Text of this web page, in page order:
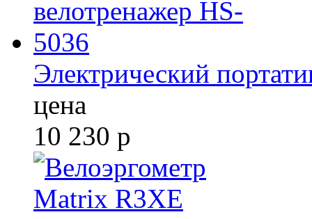
Электрический
цена
10 230 р